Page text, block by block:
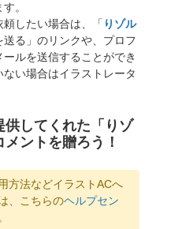
。
したい場合は、「 りゾル
る」のリンクや、プロフ
ルを送信することができ
い場合はイラストレータ
してくれた「りゾ
ントを贈ろう！
方法などイラストACへ
、こちらのヘルプセン